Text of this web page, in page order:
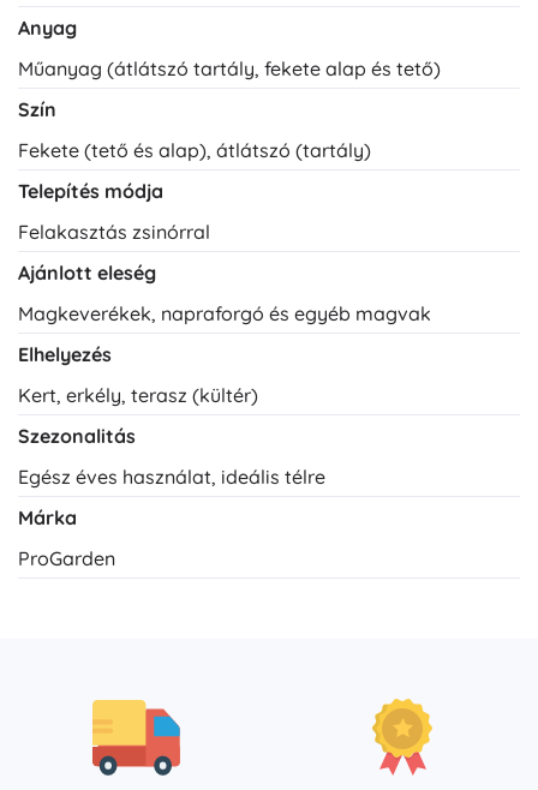
Anyag
Műanyag (átlátszó tartály, fekete alap és tető)
Szín
Fekete (tető és alap), átlátszó (tartály)
Telepítés módja
Felakasztás zsinórral
Ajánlott eleség
Magkeverékek, napraforgó és egyéb magvak
Elhelyezés
Kert, erkély, terasz (kültér)
Szezonalitás
Egész éves használat, ideális télre
Márka
ProGarden